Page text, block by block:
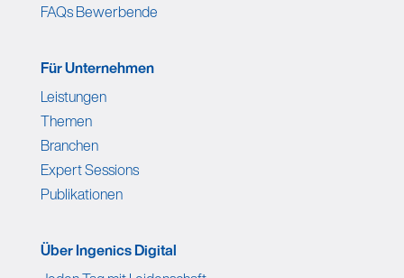
FAQs Bewerbende
Für Unternehmen
Leistungen
Themen
Branchen
Expert Sessions
Publikationen
Über Ingenics Digital